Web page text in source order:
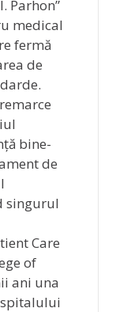
Parhon”
medical
fermă
de
bine-
de
singurul
Care
of
ani una